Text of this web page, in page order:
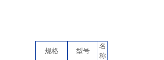
规格 型号
名
称